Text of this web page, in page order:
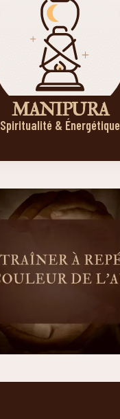
M A N I P U R A
Spiritualité & Énergétique